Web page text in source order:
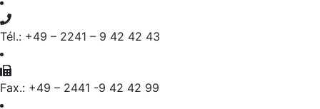
Tél.: +49 – 2241 – 9 42 42 43
Fax.: +49 – 2441 -9 42 42 99